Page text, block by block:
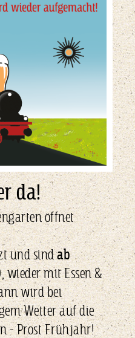
da!
öffnet
und sindab
, wieder mit Essen &
wird bei
Wetter auf die
- Prost Frühjahr!